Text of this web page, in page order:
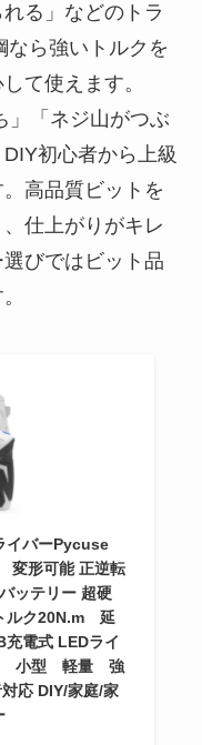
る」などのトラ
なら強いトルクを
て使えます。
」「ネジ山がつぶ
初心者から上級
高品質ビットを
仕上がりがキレ
びではビット品
イバーPycuse
形可能 正逆転
ッテリー 超硬
ルク20N.m 延
充電式 LEDライ
ー 小型 軽量 強
応 DIY/家庭/家